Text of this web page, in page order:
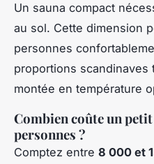
Un sauna compact
au sol. Cette dimension
personnes
proportions
montée en température
Combien coûte un
personnes ?
Comptez entre 8 000 et